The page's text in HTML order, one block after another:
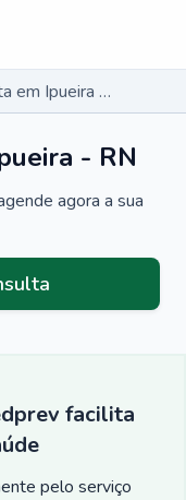
Pneumologista em Ipueira - RN
- RN
agora a sua
facilita
pelo serviço